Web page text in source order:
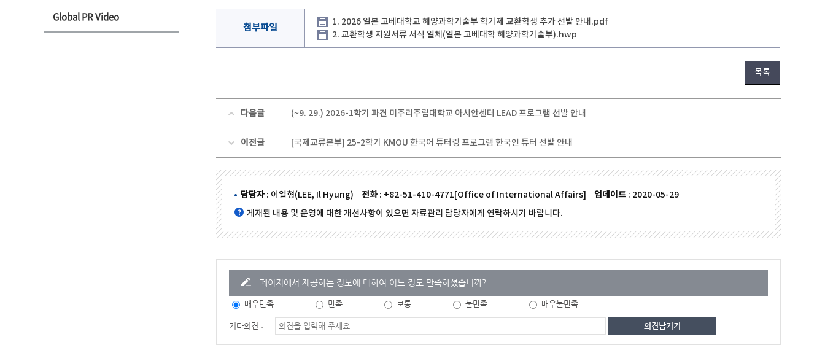
Global PR Video
첨부파일
1. 2026 일본 고베대학교 해양과학기술부 학기제 교환학생 추가 선발 안내.pdf
2. 교환학생 지원서류 서식 일체(일본 고베대학 해양과학기술부).hwp
목록
다음글 (~9. 29.) 2026-1학기 파견 미주리주립대학교 아시안센터 LEAD 프로그램 선발 안내
이전글 [국제교류본부] 25-2학기 KMOU 한국어 튜터링 프로그램 한국인 튜터 선발 안내
담당자 : 이일형(LEE, Il Hyung) 전화 : +82-51-410-4771[Office of International Affairs] 업데이트 : 2020-05-29
게재된 내용 및 운영에 대한 개선사항이 있으면 자료관리 담당자에게 연락하시기 바랍니다.
페이지에서 제공하는 정보에 대하여 어느 정도 만족하셨습니까?
매우만족 만족 보통 불만족 매우불만족
기타의견 :